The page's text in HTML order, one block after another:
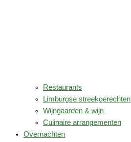
Restaurants
Limburgse streekgerechten
Wijngaarden & wijn
Culinaire arrangementen
Overnachten